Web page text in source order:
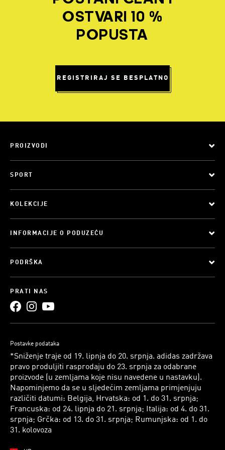
OSTVARI 10 %
POPUSTA
REGISTRIRAJ SE BESPLATNO
PROIZVODI
SPORT
KOLEKCIJE
INFORMACIJE O PODUZEĆU
PODRŠKA
PRATI NAS
Postavke podataka
*Sniženje traje od 19. lipnja do 20. srpnja. adidas zadržava
pravo produljiti rasprodaju do 23. srpnja za odabrane
proizvode (u zemljama koje nisu navedene u nastavku).
Napominjemo da se u sljedećim zemljama primjenjuju
različiti datumi: Belgija, Hrvatska: od 1. do 31. srpnja;
Francuska: od 24. lipnja do 21. srpnja; Italija: od 4. do 31.
srpnja; Grčka: od 13. do 31. srpnja; Rumunjska: od 1. do
31. kolovoza